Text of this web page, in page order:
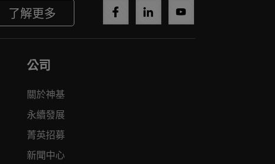
了解更多
公司
關於神基
永續發展
菁英招募
新聞中心